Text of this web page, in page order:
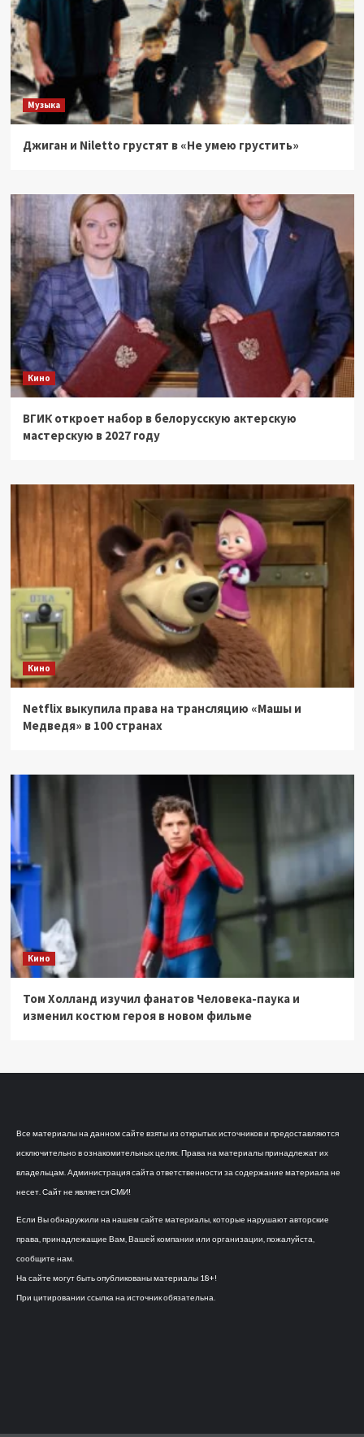
Музыка
Джиган и Niletto грустят в «Не умею грустить»
Кино
ВГИК откроет набор в белорусскую актерскую
мастерскую в 2027 году
Кино
Netflix выкупила права на трансляцию «Машы и
Медведя» в 100 странах
Кино
Том Холланд изучил фанатов Человека-паука и
изменил костюм героя в новом фильме
Все материалы на данном сайте взяты из открытых источников и предоставляются
исключительно в ознакомительных целях. Права на материалы принадлежат их
владельцам. Администрация сайта ответственности за содержание материала не
несет. Сайт не является СМИ!
Если Вы обнаружили на нашем сайте материалы, которые нарушают авторские
права, принадлежащие Вам, Вашей компании или организации, пожалуйста,
сообщите нам.
На сайте могут быть опубликованы материалы 18+!
При цитировании ссылка на источник обязательна.